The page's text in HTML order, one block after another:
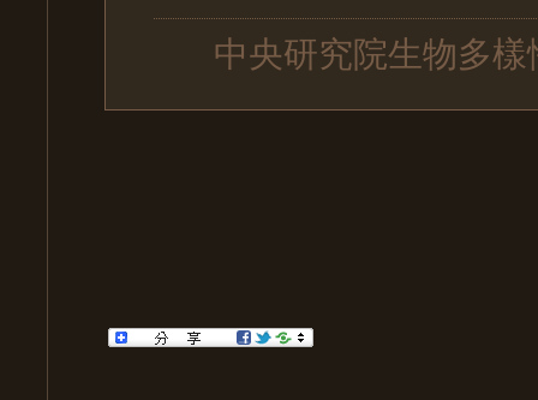
中央研究院生物多